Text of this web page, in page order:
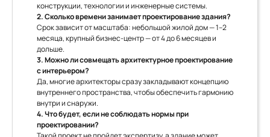
конструкции, технологии и инженерные системы.
2. Сколько времени занимает проектирование здания?
Срок зависит от масштаба: небольшой жилой дом — 1–2
месяца, крупный бизнес-центр — от 4 до 6 месяцев и
дольше.
3. Можно ли совмещать архитектурное проектирование
с интерьером?
Да, многие архитекторы сразу закладывают концепцию
внутреннего пространства, чтобы обеспечить гармонию
внутри и снаружи.
4. Что будет, если не соблюдать нормы при
проектировании?